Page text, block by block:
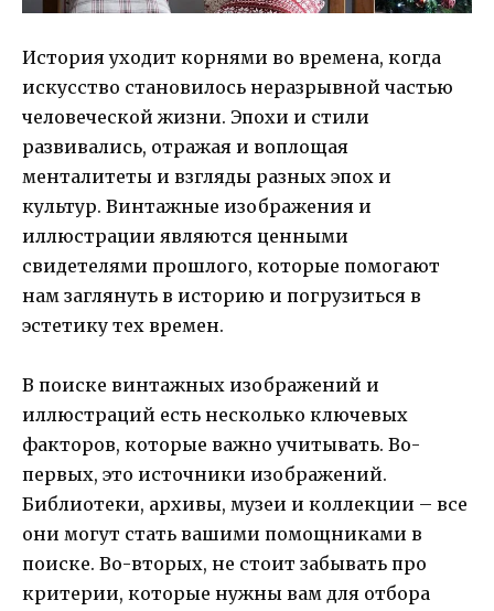
История уходит корнями во времена, когда
искусство становилось неразрывной частью
человеческой жизни. Эпохи и стили
развивались, отражая и воплощая
менталитеты и взгляды разных эпох и
культур. Винтажные изображения и
иллюстрации являются ценными
свидетелями прошлого, которые помогают
нам заглянуть в историю и погрузиться в
эстетику тех времен.
В поиске винтажных изображений и
иллюстраций есть несколько ключевых
факторов, которые важно учитывать. Во-
первых, это источники изображений.
Библиотеки, архивы, музеи и коллекции – все
они могут стать вашими помощниками в
поиске. Во-вторых, не стоит забывать про
критерии, которые нужны вам для отбора